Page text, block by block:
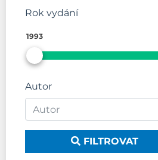
Rok vydání
1993
Autor
FILTROVAT